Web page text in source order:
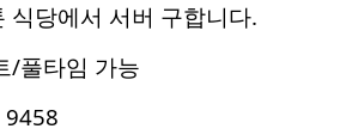
식당에서 서버 구합니다.
/풀타임 가능
9458